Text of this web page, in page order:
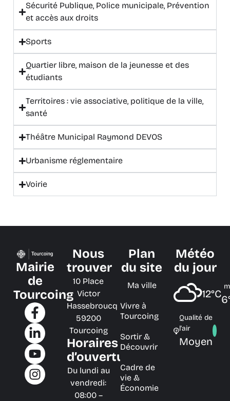
Sécurité Publique, Police municipale, Prévention
et accès aux droits
Sports
Quartier libre, maison de la jeunesse et des
étudiants
Territoires : vie associative, politique de la ville,
santé
Théâtre Municipal Raymond DEVOS
Urbanisme réglementaire
Voirie
Mairie
de
Tourcoing
Nous
trouver
10 Place
Victor
Hassebroucq
59200
Tourcoing
Horaires
d’ouverture
Du lundi au
vendredi:
08:00 –
Plan
du site
Ma ville
Vivre à
Tourcoing
Sortir &
Découvrir
Cadre de
vie &
Économie
Météo
du jour
12°C
Qualité de
l'air
Moyen